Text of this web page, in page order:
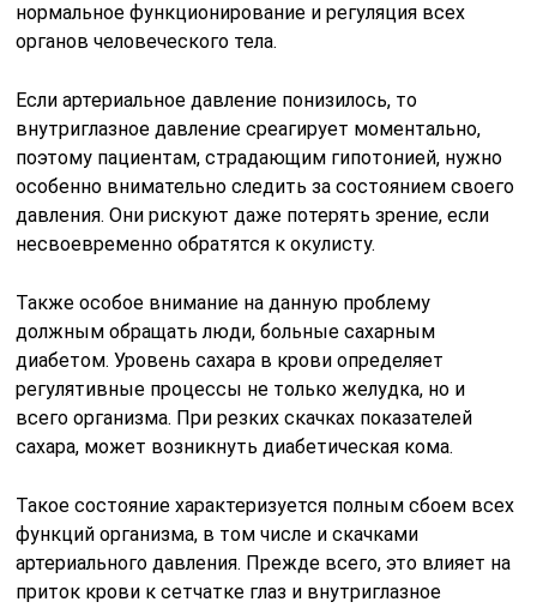
нормальное функционирование и регуляция всех
органов человеческого тела.
Если артериальное давление понизилось, то
внутриглазное давление среагирует моментально,
поэтому пациентам, страдающим гипотонией, нужно
особенно внимательно следить за состоянием своего
давления. Они рискуют даже потерять зрение, если
несвоевременно обратятся к окулисту.
Также особое внимание на данную проблему
должным обращать люди, больные сахарным
диабетом. Уровень сахара в крови определяет
регулятивные процессы не только желудка, но и
всего организма. При резких скачках показателей
сахара, может возникнуть диабетическая кома.
Такое состояние характеризуется полным сбоем всех
функций организма, в том числе и скачками
артериального давления. Прежде всего, это влияет на
приток крови к сетчатке глаз и внутриглазное